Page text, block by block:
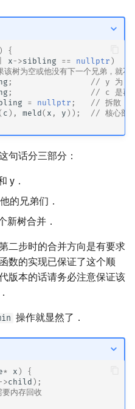
)
{
x->sibling == nullptr )
树为空或他没有下一个兄弟，就
;
// y 为 x
;
// c 是再
= nullptr ;
// 拆散
c ), meld( x , y ));
// 核心部
句话分三部分：
y．
的兄弟们．
新树合并．
二步时的合并方向是有要求
数的实现已保证了这个顺
版本的话请务必注意保证该
操作就显然了．
* x )
{
>child );
内存回收